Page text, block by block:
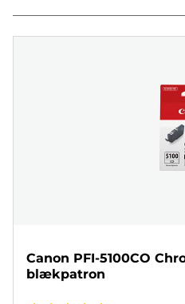
Canon PFI-5100CO
blækpatron